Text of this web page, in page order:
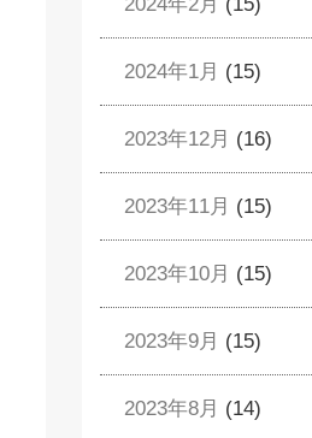
2024年1月 (15)
2023年12月 (16)
2023年11月 (15)
2023年10月 (15)
2023年9月 (15)
2023年8月 (14)